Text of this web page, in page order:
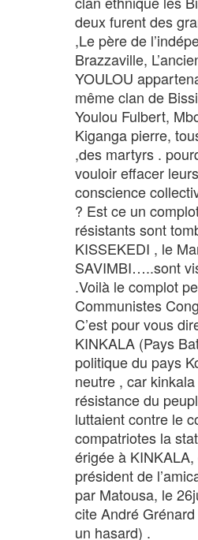
deux furent des
,Le père de
Brazzaville,
YOULOU
même clan de
Youlou Fulbert,
Kiganga pierre,
,des martyrs .
vouloir effacer
conscience
? Est ce un
résistants sont
KISSEKEDI , le
SAVIMBI…..sont
.Voilà le complot
Communistes
C’est pour vous
KINKALA (Pays
politique du pays
neutre , car
résistance du
luttaient contre le
compatriotes la
érigée à
président de
par Matousa, le
cite André Grénard
un hasard) .